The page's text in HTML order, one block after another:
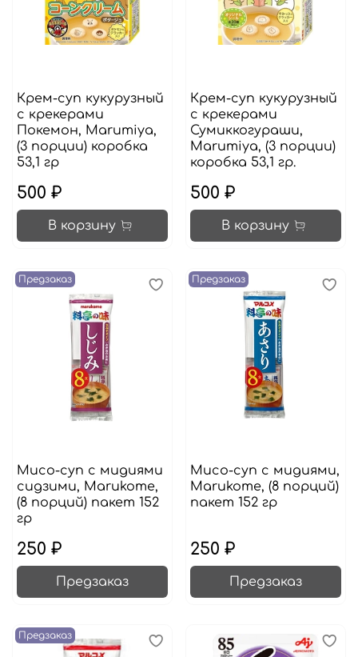
Крем-суп кукурузный
с крекерами
Покемон, Marumiya,
(3 порции) коробка
53,1 гр
500 ₽
В корзину
Крем-суп кукурузный
с крекерами
Сумиккогураши,
Marumiya, (3 порции)
коробка 53,1 гр.
500 ₽
В корзину
Предзаказ
Мисо-суп с мидиями
сидзими, Marukome,
(8 порций) пакет 152
гр
250 ₽
Предзаказ
Предзаказ
Мисо-суп с мидиями,
Marukome, (8 порций)
пакет 152 гр
250 ₽
Предзаказ
Предзаказ